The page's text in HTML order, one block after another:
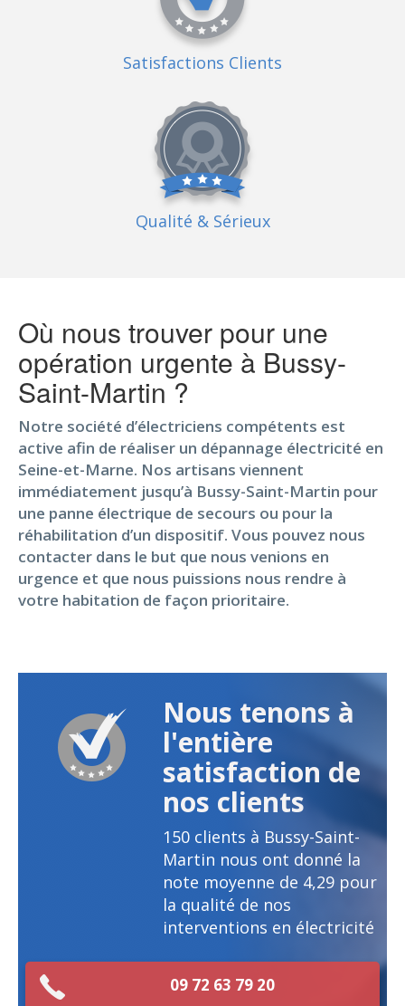
Satisfactions Clients
Qualité & Sérieux
Où nous trouver pour une
opération urgente à Bussy-
Saint-Martin ?
Notre société d’électriciens compétents est
active afin de réaliser un dépannage électricité en
Seine-et-Marne. Nos artisans viennent
immédiatement jusqu’à Bussy-Saint-Martin pour
une panne électrique de secours ou pour la
réhabilitation d’un dispositif. Vous pouvez nous
contacter dans le but que nous venions en
urgence et que nous puissions nous rendre à
votre habitation de façon prioritaire.
Nous tenons à
l'entière
satisfaction de
nos clients
150 clients à Bussy-Saint-
Martin nous ont donné la
note moyenne de 4,29 pour
la qualité de nos
interventions en électricité
09 72 63 79 20